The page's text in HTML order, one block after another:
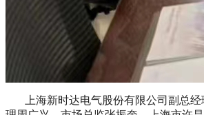
上海新时达电气股份有限公司副总经